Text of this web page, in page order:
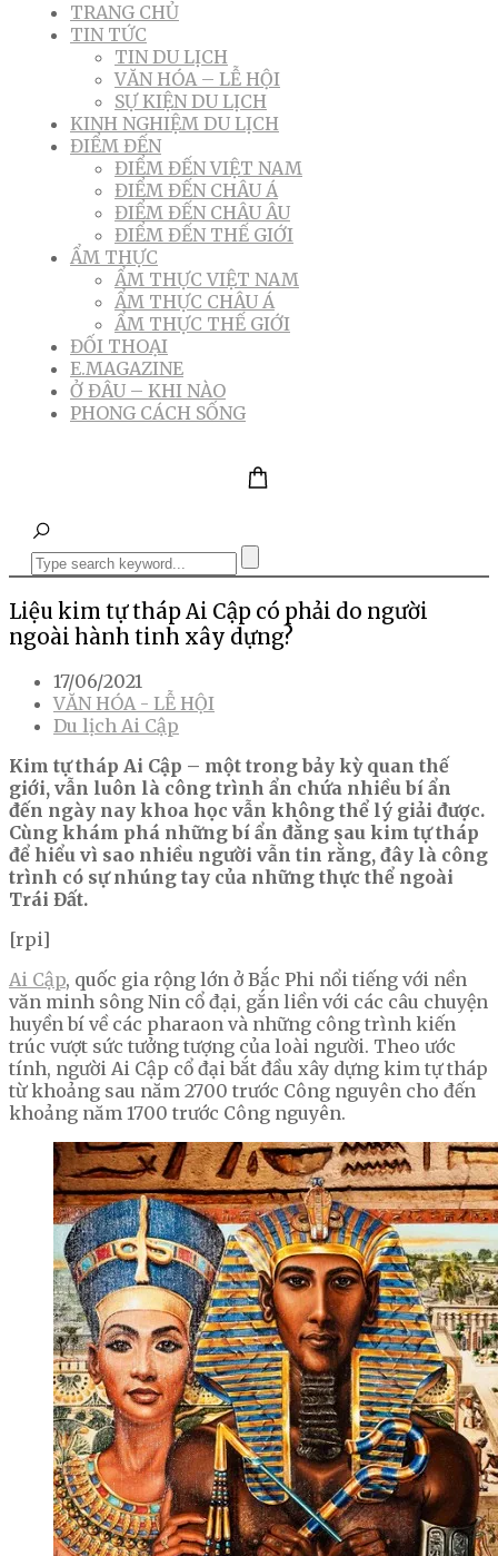
TRANG CHỦ
TIN TỨC
TIN DU LỊCH
VĂN HÓA – LỄ HỘI
SỰ KIỆN DU LỊCH
KINH NGHIỆM DU LỊCH
ĐIỂM ĐẾN
ĐIỂM ĐẾN VIỆT NAM
ĐIỂM ĐẾN CHÂU Á
ĐIỂM ĐẾN CHÂU ÂU
ĐIỂM ĐẾN THẾ GIỚI
ẨM THỰC
ẨM THỰC VIỆT NAM
ẨM THỰC CHÂU Á
ẨM THỰC THẾ GIỚI
ĐỐI THOẠI
E.MAGAZINE
Ở ĐÂU – KHI NÀO
PHONG CÁCH SỐNG
Liệu kim tự tháp Ai Cập có phải do người
ngoài hành tinh xây dựng?
17/06/2021
VĂN HÓA - LỄ HỘI
Du lịch Ai Cập
Kim tự tháp Ai Cập – một trong bảy kỳ quan thế
giới, vẫn luôn là công trình ẩn chứa nhiều bí ẩn
đến ngày nay khoa học vẫn không thể lý giải được.
Cùng khám phá những bí ẩn đằng sau kim tự tháp
để hiểu vì sao nhiều người vẫn tin rằng, đây là công
trình có sự nhúng tay của những thực thể ngoài
Trái Đất.
[rpi]
Ai Cập, quốc gia rộng lớn ở Bắc Phi nổi tiếng với nền
văn minh sông Nin cổ đại, gắn liền với các câu chuyện
huyền bí về các pharaon và những công trình kiến
trúc vượt sức tưởng tượng của loài người. Theo ước
tính, người Ai Cập cổ đại bắt đầu xây dựng kim tự tháp
từ khoảng sau năm 2700 trước Công nguyên cho đến
khoảng năm 1700 trước Công nguyên.